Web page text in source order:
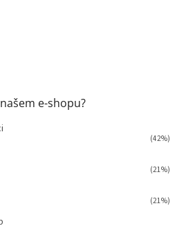
e-shopu?
(42%)
(21%)
(21%)